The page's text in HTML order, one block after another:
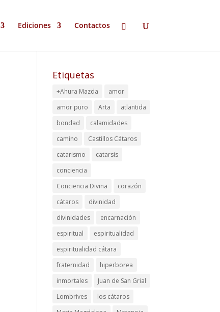
Ediciones Contactos
Etiquetas
+Ahura Mazda
amor
amor puro
Arta
atlantida
bondad
calamidades
camino
Castillos Cátaros
catarismo
catarsis
conciencia
Conciencia Divina
corazón
cátaros
divinidad
divinidades
encarnación
espiritual
espiritualidad
espiritualidad cátara
fraternidad
hiperborea
inmortales
Juan de San Grial
Lombrives
los cátaros